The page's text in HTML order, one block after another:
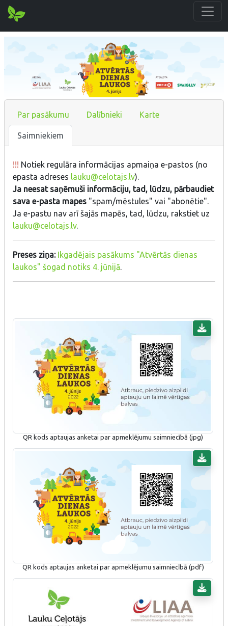
Par pasākumu Dalībnieki Karte
Saimniekiem
!!! Notiek regulāra informācijas apmaiņa e-pastos (no
epasta adreses lauku@celotajs.lv).
Ja neesat saņēmuši informāciju, tad, lūdzu, pārbaudiet
sava e-pasta mapes "spam/mēstules" vai "abonētie".
Ja e-pastu nav arī šajās mapēs, tad, lūdzu, rakstiet uz
lauku@celotajs.lv.
Preses ziņa: Ikgadējais pasākums "Atvērtās dienas
laukos" šogad notiks 4. jūnijā.
QR kods aptaujas anketai par apmeklējumu saimniecībā (jpg)
QR kods aptaujas anketai par apmeklējumu saimniecībā (pdf)